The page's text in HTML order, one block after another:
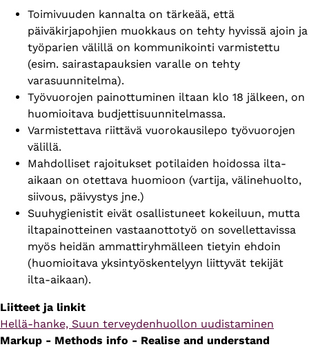
Toimivuuden kannalta on tärkeää, että
päiväkirjapohjien muokkaus on tehty hyvissä ajoin ja
työparien välillä on kommunikointi varmistettu
(esim. sairastapauksien varalle on tehty
varasuunnitelma).
Työvuorojen painottuminen iltaan klo 18 jälkeen, on
huomioitava budjettisuunnitelmassa.
Varmistettava riittävä vuorokausilepo työvuorojen
välillä.
Mahdolliset rajoitukset potilaiden hoidossa ilta-
aikaan on otettava huomioon (vartija, välinehuolto,
siivous, päivystys jne.)
Suuhygienistit eivät osallistuneet kokeiluun, mutta
iltapainotteinen vastaanottotyö on sovellettavissa
myös heidän ammattiryhmälleen tietyin ehdoin
(huomioitava yksintyöskentelyyn liittyvät tekijät
ilta-aikaan).
Liitteet ja linkit
Verkkosivun
osoite
Hellä-hanke, Suun ter­vey­den­huol­lon uu­dis­ta­mi­nen
Markup - Methods info - Realise and understand